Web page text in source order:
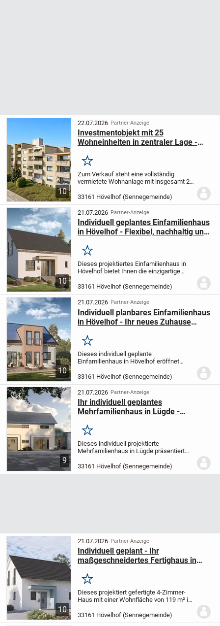
10
22.07.2026 Partner-Anzeige
Investmentobjekt mit 25
Wohneinheiten in zentraler Lage -
Merken
Zum Verkauf steht eine vollständig
vermietete Wohnanlage mit insgesamt 25
Tiefgaragenstellplätzen in zentraler Lage
von Hövelhof. Das im Jahr 1976 errichtete
Mehrfamilienhaus...
33161 Hövelhof (Sennegemeinde)
10
21.07.2026 Partner-Anzeige
Individuell geplantes Einfamilienhaus
in Hövelhof - Flexibel, nachhaltig und
Merken
Dieses projektiertes Einfamilienhaus in
Hövelhof bietet Ihnen die einzigartige
Ihren persönlichen Wünschen und
Vorstellungen zu gestalten. Mit einer
großzügigen...
33161 Hövelhof (Sennegemeinde)
10
21.07.2026 Partner-Anzeige
Individuell planbares Einfamilienhaus
in Hövelhof - Ihr neues Zuhause
Merken
Dieses individuell geplante
Einfamilienhaus in Hövelhof eröffnet
insgesamt 5 Zimmern großzügige
Gestaltungsmöglichkeiten nach Ihren
Wünschen. Das Haus verteilt sich...
33161 Hövelhof (Sennegemeinde)
9
21.07.2026 Partner-Anzeige
Ihr individuell geplantes
Mehrfamilienhaus in Lügde -
höchste Ansprüche
Merken
Dieses individuell projektierte
Mehrfamilienhaus in Lügde präsentiert
Wohnfläche über zwei Etagen, als
großzügiges Zuhause, das speziell nach
33161 Hövelhof (Sennegemeinde)
10
21.07.2026 Partner-Anzeige
Individuell geplant - Ihr
maßgeschneidertes Fertighaus in
Merken
Dieses projektiert gefertigte 4-Zimmer-
Haus mit einer Wohnfläche von 119 m² in
nach Ihren Wünschen gestaltet wird. Mit
einer Etage und drei Schlafzimmern...
33161 Hövelhof (Sennegemeinde)